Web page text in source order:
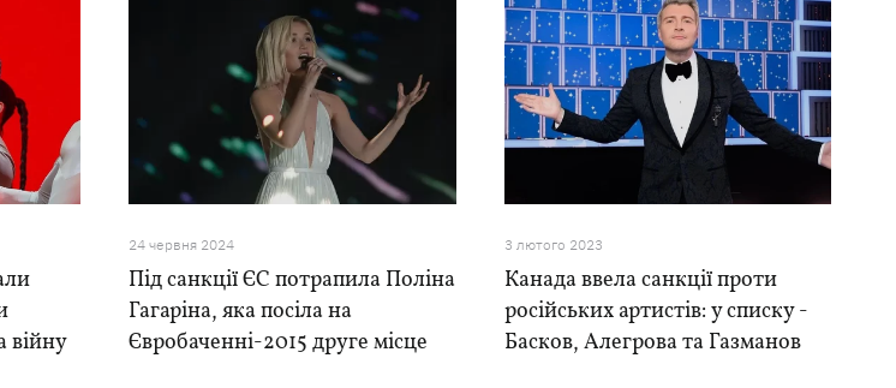
війну
24 червня 2024
Під санкції ЄС потрапила Поліна
Гагаріна, яка посіла на
Євробаченні-2015 друге місце
3 лютого 2023
Канада ввела санкції проти
російських артистів: у списку -
Басков, Алегрова та Газманов